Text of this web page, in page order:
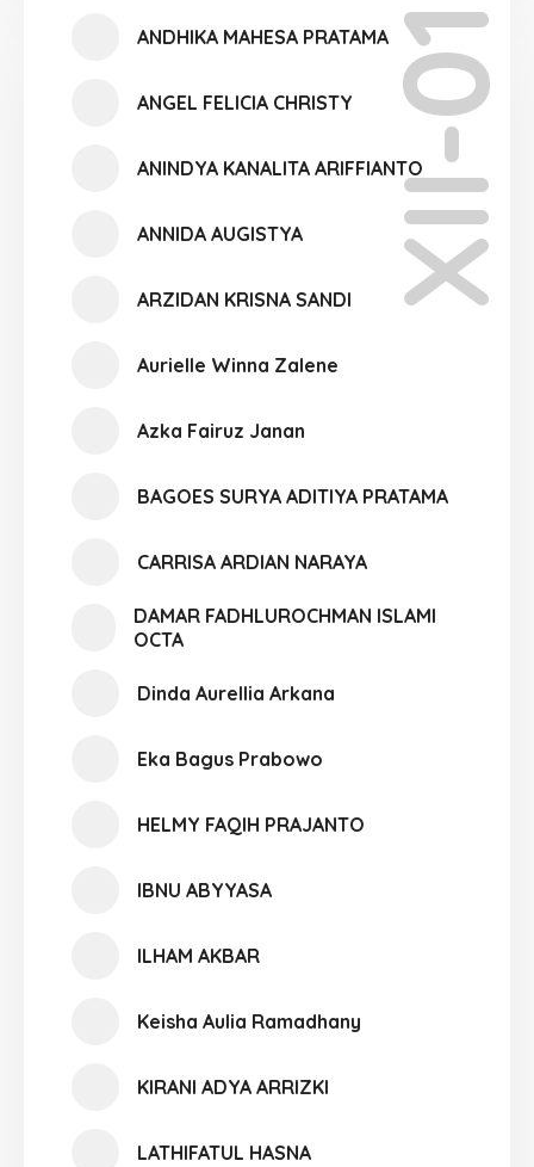
XII-01
ANDHIKA MAHESA PRATAMA
ANGEL FELICIA CHRISTY
ANINDYA KANALITA ARIFFIANTO
ANNIDA AUGISTYA
ARZIDAN KRISNA SANDI
Aurielle Winna Zalene
Azka Fairuz Janan
BAGOES SURYA ADITIYA PRATAMA
CARRISA ARDIAN NARAYA
DAMAR FADHLUROCHMAN ISLAMI
OCTA
Dinda Aurellia Arkana
Eka Bagus Prabowo
HELMY FAQIH PRAJANTO
IBNU ABYYASA
ILHAM AKBAR
Keisha Aulia Ramadhany
KIRANI ADYA ARRIZKI
LATHIFATUL HASNA